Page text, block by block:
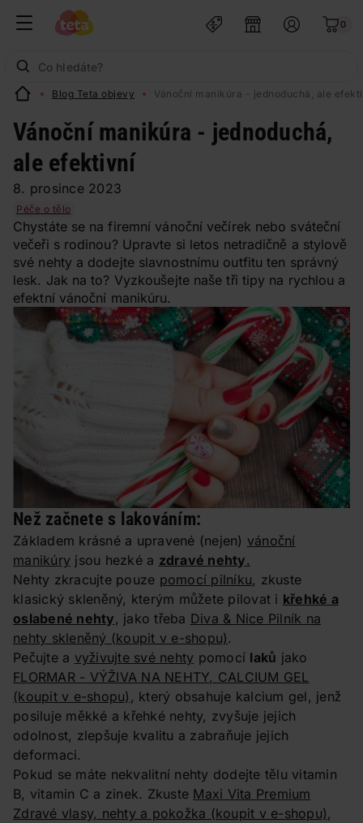
0
Blog Teta objevy Vánoční manikúra - jednoduchá, ale
Vánoční manikúra - jednoduchá,
ale efektivní
8. prosince 2023
Péče o tělo
Chystáte se na firemní vánoční večírek nebo sváteční
večeři s rodinou? Upravte si letos netradičně a stylově
své nehty a dodejte slavnostnímu outfitu ten správný
lesk. Jak na to? Vyzkoušejte naše tři tipy na rychlou a
efektní vánoční manikúru.
Než začnete s lakováním:
Základem krásné a upravené (nejen) vánoční
manikúry jsou hezké a zdravé nehty.
Nehty zkracujte pouze pomocí pilníku, zkuste
klasický skleněný, kterým můžete pilovat i křehké a
oslabené nehty, jako třeba Diva & Nice Pilník na
nehty skleněný (koupit v e-shopu).
Pečujte a vyživujte své nehty pomocí laků jako
FLORMAR - VÝŽIVA NA NEHTY, CALCIUM GEL
(koupit v e-shopu) , který obsahuje kalcium gel, jenž
posiluje měkké a křehké nehty, zvyšuje jejich
odolnost, zlepšuje kvalitu a zabraňuje jejich
deformaci.
Pokud se máte nekvalitní nehty dodejte tělu vitamin
B, vitamin C a zinek. Zkuste Maxi Vita Premium
Zdravé vlasy, nehty a pokožka (koupit v e-shopu),